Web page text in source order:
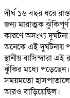
দীর্ঘ ১৬ বছর ধরে
জন্য মারাত্মক
কারণে অসংখ্য
অনেকে এই দুর্ঘটনায়
স্থানীয় বাসিন্দারা
ঝুঁকির মধ্যে পড়েছেন।
সময়মতো
আরও বাড়িয়েছিল।